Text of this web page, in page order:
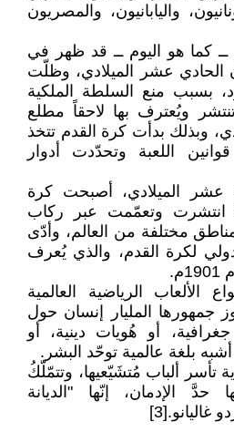
واليابانيون، والمصريون
كما هو اليوم ــ قد ظهر في
الحادي عشر الميلادي، وظلّت
بسبب منع السلطة الملكية
ويُعترف بها لاحقاً مطلع
وبذلك بدأت كرة القدم تتخذ
اللعبة وتحدّدت أدوار
عشر الميلادي، أصبحت كرة
انتشرت وتعمّمت عبر ركاب
مختلفة من العالم، وأدّى
لكرة القدم، والذي يُعرف
الألعاب الرياضية العالمية
جمهورها المليار إنسان حول
أو هُويات دينية، أو
بلغة عالمية توحّد البشر.
تأسر ألباب مُتشَيّعيها، وتتمّلّكُ
حدَّ الإدمان، إنّها "الديانة
غاليانو.[3]